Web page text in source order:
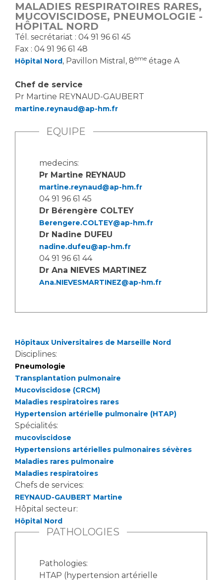
MALADIES RESPIRATOIRES RARES,
MUCOVISCIDOSE, PNEUMOLOGIE -
HÔPITAL NORD
Tél. se​crétariat : 04 91 96 61 45
Fax : 04 91 96 61 48
Hôpital Nord, Pavillon Mistral, 8ème étage A
Chef de service
Pr Martine REYNAUD-GAUBERT
martine.reynaud@ap-hm.fr
EQUIPE
medecins:
Pr Martine REYNAUD
martine.reynaud@ap-hm.fr
04 91 96 61 45
Dr Bérengère COLTEY
Berengere.COLTEY@ap-hm.fr
Dr Nadine DUFEU
nadine.dufeu@ap-hm.fr
04 91 96 61 44
Dr Ana NIEVES MARTINEZ
Ana.NIEVESMARTINEZ@ap-hm.fr
Hôpitaux Universitaires de Marseille Nord
Disciplines:
Pneumologie
Transplantation pulmonaire
Mucoviscidose (CRCM)
Maladies respiratoires rares
Hypertension artérielle pulmonaire (HTAP)
Spécialités:
mucoviscidose
Hypertensions artérielles pulmonaires sévères
Maladies rares pulmonaire
Maladies respiratoires
Chefs de services:
REYNAUD-GAUBERT Martine
Hôpital secteur:
Hôpital Nord
PATHOLOGIES
Pathologies:
HTAP (hypertension artérielle